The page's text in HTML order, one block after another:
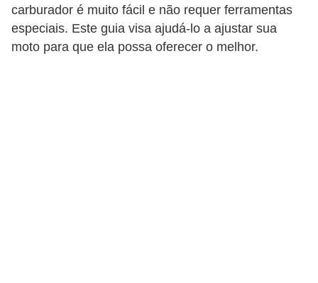
carburador é muito fácil e não requer ferramentas
especiais. Este guia visa ajudá-lo a ajustar sua
moto para que ela possa oferecer o melhor.
i
s